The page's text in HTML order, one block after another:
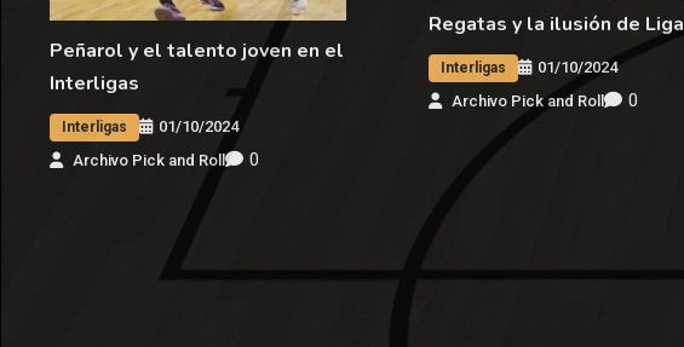
Peñarol y el talento joven en el
Interligas
Interligas
01/10/2024
Archivo Pick and Roll
0
Regatas y la ilusión de Liga
Interligas
01/10/2024
Archivo Pick and Roll
0